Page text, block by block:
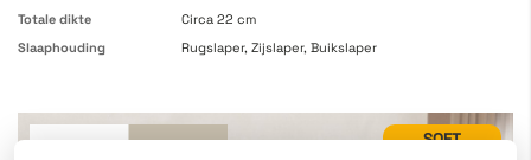
Totale dikte
Circa 22 cm
Slaaphouding
Rugslaper, Zijslaper, Buikslaper
SOFT